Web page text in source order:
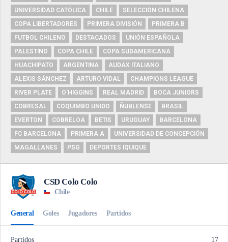
UNIVERSIDAD CATÓLICA
CHILE
SELECCIÓN CHILENA
COPA LIBERTADORES
PRIMERA DIVISIÓN
PRIMERA B
FUTBOL CHILENO
DESTACADOS
UNIÓN ESPAÑOLA
PALESTINO
COPA CHILE
COPA SUDAMERICANA
HUACHIPATO
ARGENTINA
AUDAX ITALIANO
ALEXIS SÁNCHEZ
ARTURO VIDAL
CHAMPIONS LEAGUE
RIVER PLATE
O'HIGGINS REAL MADRID
BOCA JUNIORS
COBRESAL
COQUIMBO UNIDO ÑUBLENSE
BRASIL
EVERTON
COBRELOA BETIS URUGUAY
BARCELONA
FC BARCELONA
PRIMERA A
UNIVERSIDAD DE CONCEPCIÓN
MAGALLANES
PSG DEPORTES IQUIQUE